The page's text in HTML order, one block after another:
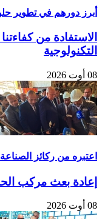
أبرز دورهم في تطوير
الاستفادة من
التكنولوجية
08 أوت 2026
اعتبره من ركائز
إعادة بعث مركب
08 أوت 2026